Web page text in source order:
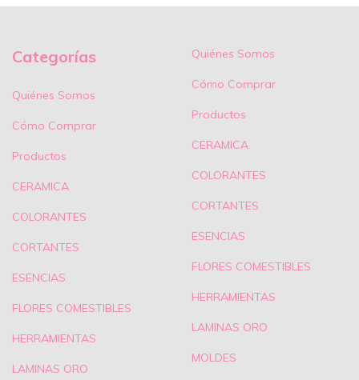
Categorías
Quiénes Somos
Cómo Comprar
Productos
CERAMICA
COLORANTES
CORTANTES
ESENCIAS
FLORES COMESTIBLES
HERRAMIENTAS
LAMINAS ORO
Quiénes Somos
Cómo Comprar
Productos
CERAMICA
COLORANTES
CORTANTES
ESENCIAS
FLORES COMESTIBLES
HERRAMIENTAS
LAMINAS ORO
MOLDES